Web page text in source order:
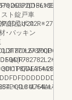
･
ト錠戸車
部品ポス
･パッキン
･